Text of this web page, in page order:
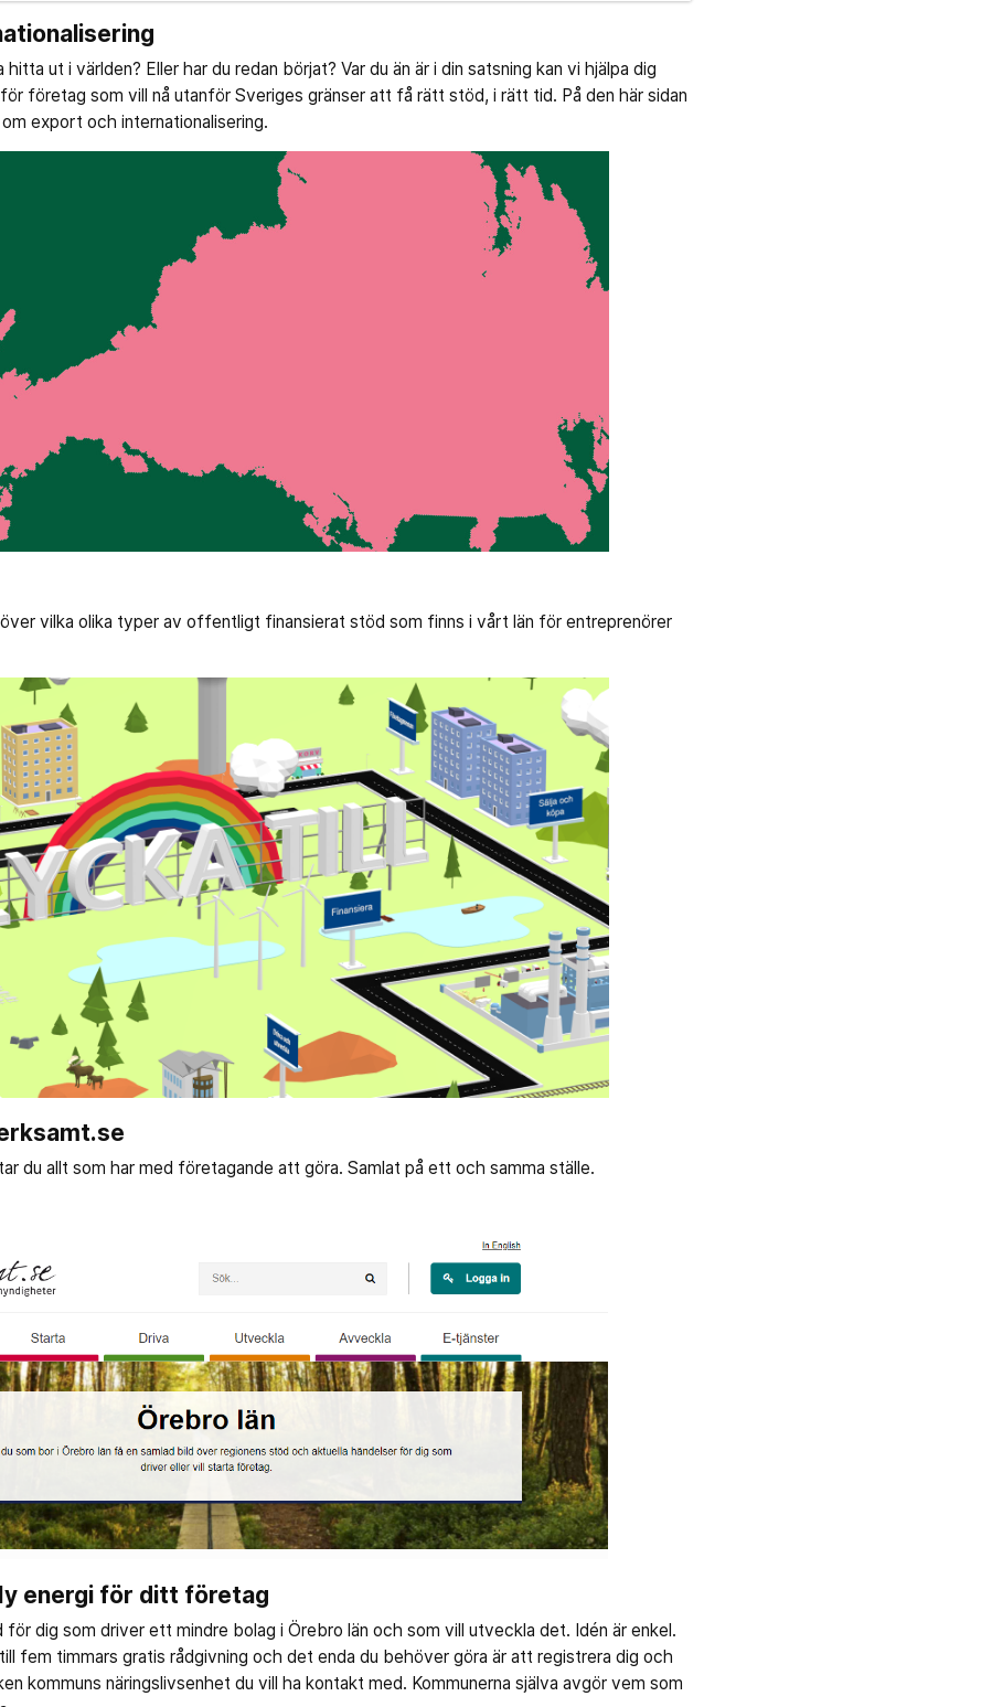
ut i världen? Eller har du redan börjat? Var du än är i din satsning kan vi hjälpa dig
företag som vill nå utanför Sveriges gränser att få rätt stöd, i rätt tid. På den här sidan
export och internationalisering.
vilka olika typer av offentligt finansierat stöd som finns i vårt län för entreprenörer
du allt som har med företagande att göra. Samlat på ett och samma ställe.
energi för ditt företag
dig som driver ett mindre bolag i Örebro län och som vill utveckla det. Idén är enkel.
fem timmars gratis rådgivning och det enda du behöver göra är att registrera dig och
kommuns näringslivsenhet du vill ha kontakt med. Kommunerna själva avgör vem som